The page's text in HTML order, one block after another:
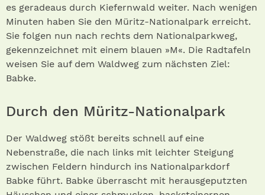
es geradeaus durch Kiefernwald weiter. Nach wenigen
Minuten haben Sie den Müritz-Nationalpark erreicht.
Sie folgen nun nach rechts dem Nationalparkweg,
gekennzeichnet mit einem blauen »M«. Die Radtafeln
weisen Sie auf dem Waldweg zum nächsten Ziel:
Babke.
Durch den Müritz-Nationalpark
Der Waldweg stößt bereits schnell auf eine
Nebenstraße, die nach links mit leichter Steigung
zwischen Feldern hindurch ins Nationalparkdorf
Babke führt. Babke überrascht mit herausgeputzten